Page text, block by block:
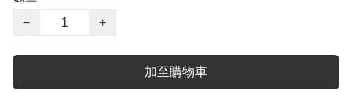
−
+
加至購物車